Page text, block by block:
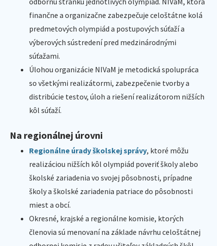
finančne a organizačne zabezpečuje celoštátne kolá
predmetových olympiád a postupových súťaží a
výberových sústredení pred medzinárodnými
súťažami.
Úlohou organizácie NIVaM je metodická spolupráca
so všetkými realizátormi, zabezpečenie tvorby a
distribúcie testov, úloh a riešení realizátorom nižších
kôl súťaží.
Na regionálnej úrovni
Regionálne úrady školskej správy, ktoré môžu
realizáciou nižších kôl olympiád poveriť školy alebo
školské zariadenia vo svojej pôsobnosti, prípadne
školy a školské zariadenia patriace do pôsobnosti
miest a obcí.
Okresné, krajské a regionálne komisie, ktorých
členovia sú menovaní na základe návrhu celoštátnej